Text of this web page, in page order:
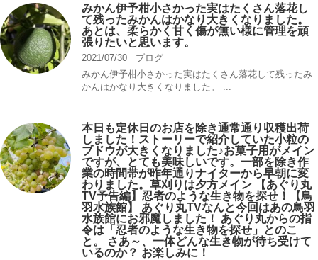
みかん伊予柑小さかった実はたくさん落花し
て残ったみかんはかなり大きくなりました。
あとは、柔らかく甘く傷が無い様に管理を頑
張りたいと思います。
2021/07/30
ブログ
みかん伊予柑小さかった実はたくさん落花して残ったみ
かんはかなり大きくなりました。 ...
本日も定休日のお店を除き通常通り収穫出荷
しました！ストーリーで紹介していた小粒の
ブドウが大きくなりました♪お菓子用がメイン
ですが、とても美味しいです。一部を除き作
業の時間帯が昨年通りナイターから早朝に変
わりました。草刈りは夕方メイン 【あぐり丸
TV予告編】忍者のような生き物を探せ！【鳥
羽水族館】 あぐり丸TVなんと今回はあの鳥羽
水族館にお邪魔しました！ あぐり丸からの指
令は「忍者のような生き物を探せ」とのこ
と。 さあ～、一体どんな生き物が待ち受けて
いるのか？ お楽しみに！